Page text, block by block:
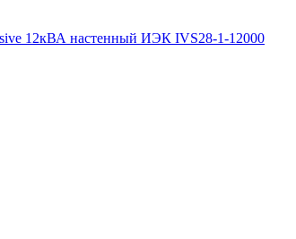
12кВА настенный ИЭК IVS28-1-12000